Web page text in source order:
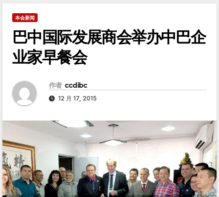
本会新闻
巴中国际发展商会举办中巴企
业家早餐会
作者 ccdibc
12 月 17, 2015